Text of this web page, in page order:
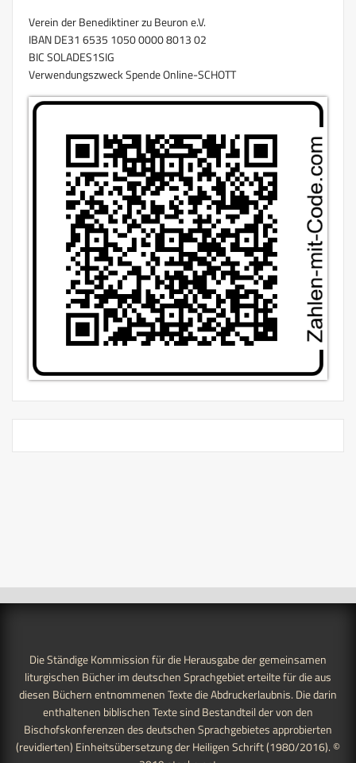
Verein der Benediktiner zu Beuron e.V.
IBAN DE31 6535 1050 0000 8013 02
BIC SOLADES1SIG
Verwendungszweck Spende Online-SCHOTT
Die Ständige Kommission für die Herausgabe der gemeinsamen
liturgischen Bücher im deutschen Sprachgebiet erteilte für die aus
diesen Büchern entnommenen Texte die Abdruckerlaubnis. Die darin
enthaltenen biblischen Texte sind Bestandteil der von den
Bischofskonferenzen des deutschen Sprachgebietes approbierten
(revidierten) Einheitsübersetzung der Heiligen Schrift (1980/2016). ©